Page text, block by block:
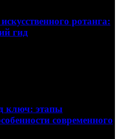
ротанга:
гид
ключ: этапы
современного